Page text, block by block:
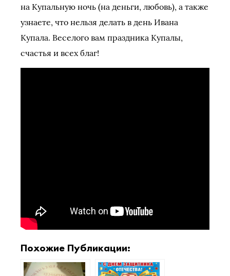
на Купальную ночь (на деньги, любовь), а также
узнаете, что нельзя делать в день Ивана
Купала. Веселого вам праздника Купалы,
счастья и всех благ!
Похожие Публикации: